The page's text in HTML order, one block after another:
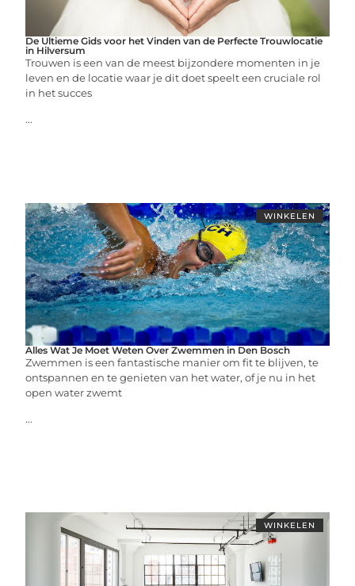
De Ultieme Gids voor het Vinden van de Perfecte Trouwlocatie
in Hilversum
Trouwen is een van de meest bijzondere momenten in je
leven en de locatie waar je dit doet speelt een cruciale rol
in het succes
...
WINKELEN
Alles Wat Je Moet Weten Over Zwemmen in Den Bosch
Zwemmen is een fantastische manier om fit te blijven, te
ontspannen en te genieten van het water, of je nu in het
open water zwemt
...
WINKELEN